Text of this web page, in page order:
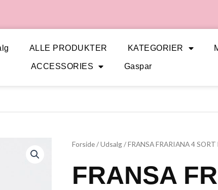
ALLE PRODUKTER KATEGORIER
ACCESSORIES Gaspar
Forside/Udsalg/ FRANSA FRARIANA 4 SORT
FRANSA